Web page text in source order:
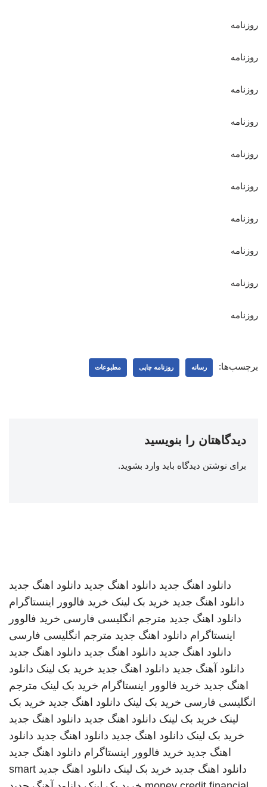
روزنامه
روزنامه
روزنامه
روزنامه
روزنامه
روزنامه
روزنامه
روزنامه
روزنامه
روزنامه
برچسب‌ها: رسانه روزنامه چاپی مطبوعات
دیدگاهتان را بنویسید
برای نوشتن دیدگاه باید وارد بشوید.
دانلود اهنگ جدید دانلود اهنگ جدید دانلود اهنگ جدید
دانلود اهنگ جدید خرید بک لینک خرید فالوور اینستاگرام
دانلود اهنگ جدید مترجم انگلیسی فارسی خرید فالوور
اینستاگرام دانلود اهنگ جدید مترجم انگلیسی فارسی
دانلود اهنگ جدید دانلود اهنگ جدید دانلود اهنگ جدید
دانلود آهنگ جدید دانلود اهنگ جدید خرید بک لینک دانلود
اهنگ جدید خرید فالوور اینستاگرام خرید بک لینک مترجم
انگلیسی فارسی خرید بک لینک دانلود اهنگ جدید خرید بک
لینک خرید بک لینک دانلود اهنگ جدید دانلود اهنگ جدید
خرید بک لینک دانلود اهنگ جدید دانلود اهنگ جدید دانلود
اهنگ جدید خرید فالوور اینستاگرام دانلود اهنگ جدید
دانلود اهنگ جدید خرید بک لینک دانلود اهنگ جدید smart